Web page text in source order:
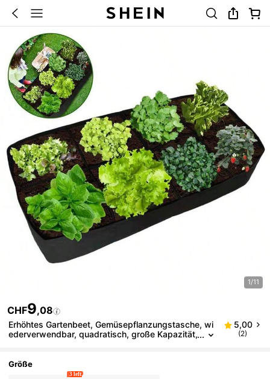
1/11
CHF9,08
Erhöhtes Gartenbeet, Gemüsepflanzungstasche, wi
ederverwendbar, quadratisch, große Kapazität,
5,00
(2)
Größe
3 left